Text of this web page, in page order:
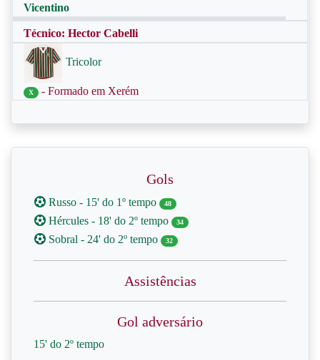
Vicentino
Técnico: Hector Cabelli
Tricolor
X - Formado em Xerém
Gols
Russo - 15' do 1º tempo 48
Hércules - 18' do 2º tempo 34
Sobral - 24' do 2º tempo 32
Assistências
Gol adversário
15' do 2º tempo